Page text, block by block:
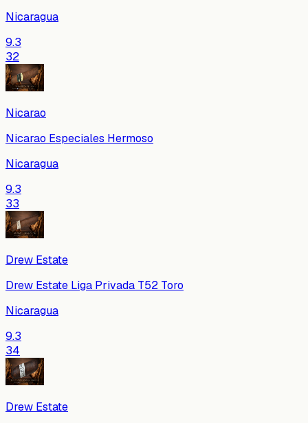
Nicaragua
9.3
32
Nicarao
Nicarao Especiales Hermoso
Nicaragua
9.3
33
Drew Estate
Drew Estate Liga Privada T52 Toro
Nicaragua
9.3
34
Drew Estate